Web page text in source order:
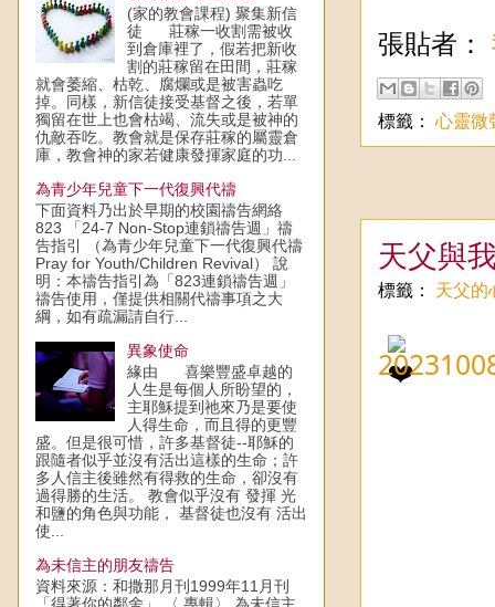
張貼者：
標籤： 心靈微
天父與
標籤： 天父
(家的教會課程) 聚集新信
徒 莊稼一收割需被收
到倉庫裡了，假若把新收
割的莊稼留在田間，莊稼
就會萎縮、枯乾、腐爛或是被害蟲吃
掉。同樣，新信徒接受基督之後，若單
獨留在世上也會枯竭、流失或是被神的
仇敵吞吃。教會就是保存莊稼的屬靈倉
庫，教會神的家若健康發揮家庭的功...
為青少年兒童下一代復興代禱
下面資料乃出於早期的校園禱告網絡
823 「24-7 Non-Stop連鎖禱告週」禱
告指引 （為青少年兒童下一代復興代禱
Pray for Youth/Children Revival） 說
明：本禱告指引為「823連鎖禱告週」
禱告使用，僅提供相關代禱事項之大
綱，如有疏漏請自行...
異象使命
緣由 喜樂豐盛卓越的
人生是每個人所盼望的，
主耶穌提到祂來乃是要使
人得生命，而且得的更豐
盛。但是很可惜，許多基督徒--耶穌的
跟隨者似乎並沒有活出這樣的生命；許
多人信主後雖然有得救的生命，卻沒有
過得勝的生活。 教會似乎沒有 發揮 光
和鹽的角色與功能， 基督徒也沒有 活出
使...
為未信主的朋友禱告
資料來源：和撒那月刊1999年11月刊
「得著你的鄰舍」 〈 專輯〉 為未信主